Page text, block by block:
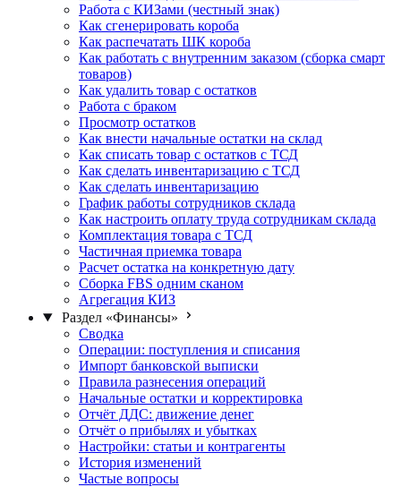
Работа с КИЗами (честный знак)
Как сгенерировать короба
Как распечатать ШК короба
Как работать с внутренним заказом (сборка смарт
товаров)
Как удалить товар с остатков
Работа с браком
Просмотр остатков
Как внести начальные остатки на склад
Как списать товар с остатков с ТСД
Как сделать инвентаризацию с ТСД
Как сделать инвентаризацию
График работы сотрудников склада
Как настроить оплату труда сотрудникам склада
Комплектация товара с ТСД
Частичная приемка товара
Расчет остатка на конкретную дату
Сборка FBS одним сканом
Агрегация КИЗ
Раздел «Финансы»
Сводка
Операции: поступления и списания
Импорт банковской выписки
Правила разнесения операций
Начальные остатки и корректировка
Отчёт ДДС: движение денег
Отчёт о прибылях и убытках
Настройки: статьи и контрагенты
История изменений
Частые вопросы